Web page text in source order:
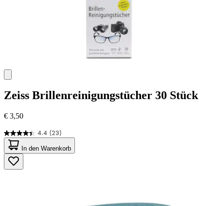
Zeiss Brillenreinigungstücher 30 Stück
€ 3,50
4.4 (23)
4.4
von
5
Sternen.
23
In den Warenkorb